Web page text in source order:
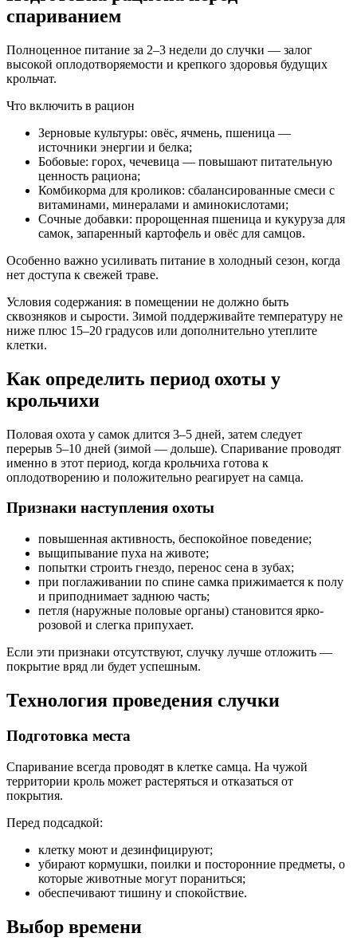
спариванием
Полноценное питание за 2–3 недели до случки — залог
высокой оплодотворяемости и крепкого здоровья будущих
крольчат.
Что включить в рацион
Зерновые культуры: овёс, ячмень, пшеница —
источники энергии и белка;
Бобовые: горох, чечевица — повышают питательную
ценность рациона;
Комбикорма для кроликов: сбалансированные смеси с
витаминами, минералами и аминокислотами;
Сочные добавки: пророщенная пшеница и кукуруза для
самок, запаренный картофель и овёс для самцов.
Особенно важно усиливать питание в холодный сезон, когда
нет доступа к свежей траве.
Условия содержания: в помещении не должно быть
сквозняков и сырости. Зимой поддерживайте температуру не
ниже плюс 15–20 градусов или дополнительно утеплите
клетки.
Как определить период охоты у
крольчихи
Половая охота у самок длится 3–5 дней, затем следует
перерыв 5–10 дней (зимой — дольше). Спаривание проводят
именно в этот период, когда крольчиха готова к
оплодотворению и положительно реагирует на самца.
Признаки наступления охоты
повышенная активность, беспокойное поведение;
выщипывание пуха на животе;
попытки строить гнездо, перенос сена в зубах;
при поглаживании по спине самка прижимается к полу
и приподнимает заднюю часть;
петля (наружные половые органы) становится ярко-
розовой и слегка припухает.
Если эти признаки отсутствуют, случку лучше отложить —
покрытие вряд ли будет успешным.
Технология проведения случки
Подготовка места
Спаривание всегда проводят в клетке самца. На чужой
территории кроль может растеряться и отказаться от
покрытия.
Перед подсадкой:
клетку моют и дезинфицируют;
убирают кормушки, поилки и посторонние предметы, о
которые животные могут пораниться;
обеспечивают тишину и спокойствие.
Выбор времени